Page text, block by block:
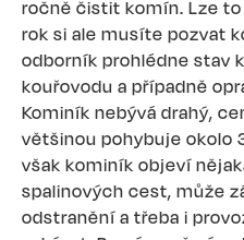
ročně čistit komín. Lze
rok si ale musíte pozvat
odborník prohlédne stav
kouřovodu a případně
Kominík nebývá drahý,
většinou pohybuje okolo
však kominík objeví
spalinových cest, může
odstranění a třeba i